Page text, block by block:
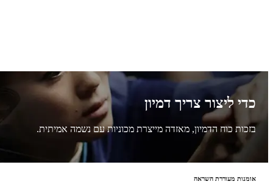
כדי ליצור צריך דמיון
בזכות כוח הדמיון, מאזדה מייצרת מכוניות עם נשמה אמיתית.
אומנות מעוררת השראה